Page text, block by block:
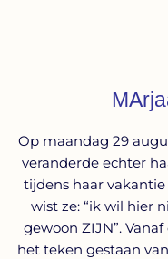
Op maandag 29
veranderde echter
tijdens haar vakantie
wist ze: “ik wil hier
gewoon ZIJN”.
het teken gestaan